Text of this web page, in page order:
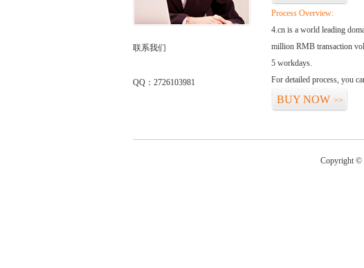
联系我们
QQ：2726103981
Process Overview:
4.cn is a world leading
million RMB transaction
5 workdays.
For detailed process, you
BUY NOW >>
Copyright ©